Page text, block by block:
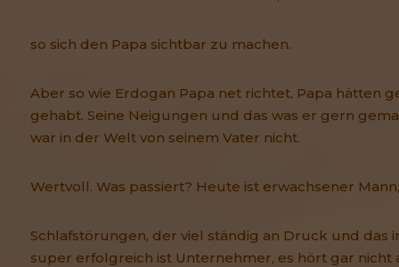
so sich den Papa sichtbar zu machen.
Aber so wie Erdogan Papa net richtet, Papa hätten
gehabt. Seine Neigungen und das was er gern
war in der Welt von seinem Vater nicht.
Wertvoll. Was passiert? Heute ist erwachsener Mann,
Schlafstörungen, der viel ständig an Druck und das
super erfolgreich ist Unternehmer, es hört gar nicht